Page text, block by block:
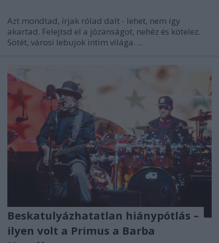
Azt mondtad, írjak rólad dalt - lehet, nem így
akartad. Felejtsd el a józanságot, nehéz és kötelez.
Sötét, városi lebujok intim világa. ...
Beskatulyázhatatlan hiánypótlás –
ilyen volt a Primus a Barba